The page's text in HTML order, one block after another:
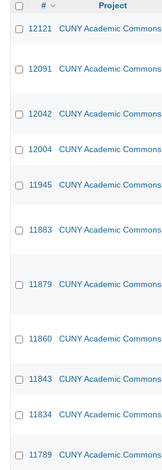
# Project
12121 CUNY Academic Commons
12091 CUNY Academic Commons
12042 CUNY Academic Commons
12004 CUNY Academic Commons
11945 CUNY Academic Commons
11883 CUNY Academic Commons
11879 CUNY Academic Commons
11860 CUNY Academic Commons
11843 CUNY Academic Commons
11834 CUNY Academic Commons
11789 CUNY Academic Commons